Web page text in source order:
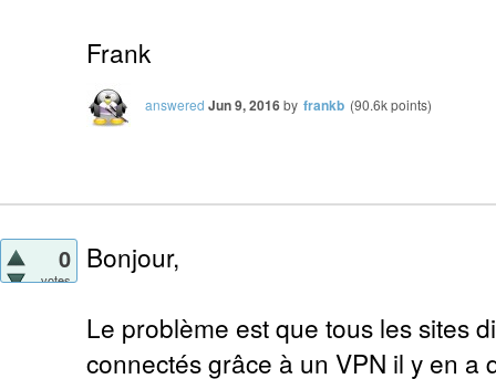
Frank
answered Jun 9, 2016by frankb (90.6kpoints)
0
votes
Bonjour,
Le problème est que tous les sites
connectés grâce à un VPN il y en a